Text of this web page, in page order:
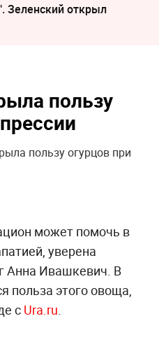
Зеленский открыл
пользу
пользу огурцов при
может помочь в
уверена
Анна Ивашкевич. В
польза этого овоща,
сUra.ru